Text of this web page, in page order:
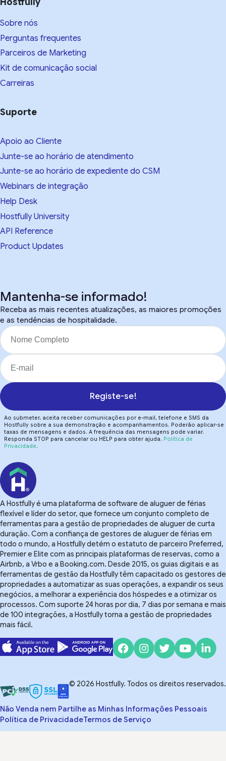
Sobre nós
Perguntas frequentes
Parceiros de Marketing
Kit de comunicação social
Carreiras
Suporte
Apoio ao Cliente
Junte-se ao horário de atendimento
Junte-se ao horário de expediente do CSM
Webinars de integração
Help Desk
Hostfully University
API Reference
Product Updates
Mantenha-se informado!
Receba as mais recentes atualizações, as maiores promoções
e as tendências de hospitalidade.
Registe-se!
Ao submeter, aceita receber comunicações por e-mail, telefone e SMS da
Hostfully sobre a sua demonstração e acompanhamentos. Poderão aplicar-se
taxas de mensagens e dados. A frequência das mensagens pode variar.
Responda STOP para cancelar ou HELP para obter ajuda. Política de
Privacidade.
A Hostfully é uma plataforma de software de aluguer de férias
flexível e líder do setor, que fornece um conjunto completo de
ferramentas para a gestão de propriedades de aluguer de curta
duração. Com a confiança de gestores de aluguer de férias em
todo o mundo, a Hostfully detém o estatuto de parceiro Preferred,
Premier e Elite com as principais plataformas de reservas, como a
Airbnb, a Vrbo e a Booking.com. Desde 2015, os guias digitais e as
ferramentas de gestão da Hostfully têm capacitado os gestores de
propriedades a automatizar as suas operações, a expandir os seus
negócios, a melhorar a experiência dos hóspedes e a otimizar os
processos. Com suporte 24 horas por dia, 7 dias por semana e mais
de 100 integrações, a Hostfully torna a gestão de propriedades
mais fácil.
© 2026 Hostfully. Todos os direitos reservados.
Não Venda nem Partilhe as Minhas Informações Pessoais
Política de PrivacidadeTermos de Serviço